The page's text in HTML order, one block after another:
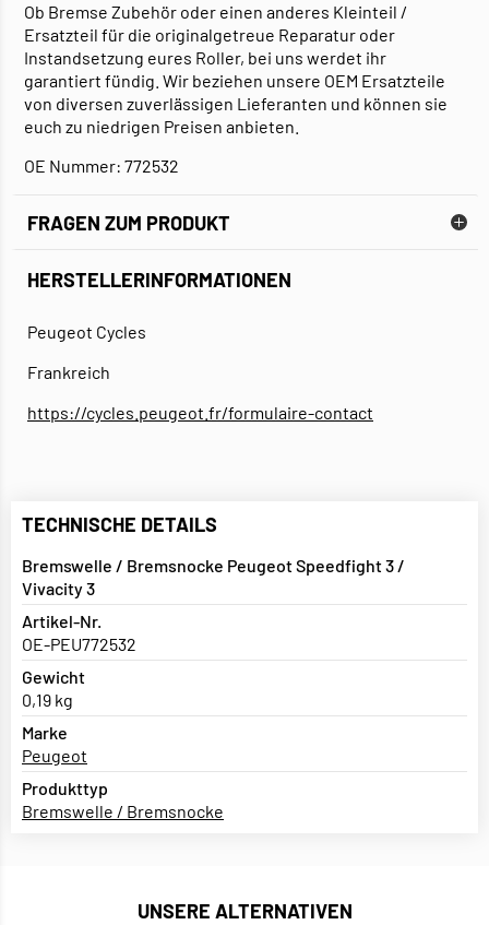
Ob Bremse Zubehör oder einen anderes Kleinteil /
Ersatzteil für die originalgetreue Reparatur oder
Instandsetzung eures Roller, bei uns werdet ihr
garantiert fündig. Wir beziehen unsere OEM Ersatzteile
von diversen zuverlässigen Lieferanten und können sie
euch zu niedrigen Preisen anbieten.
OE Nummer: 772532
FRAGEN ZUM PRODUKT
HERSTELLERINFORMATIONEN
Peugeot Cycles
Frankreich
https://cycles.peugeot.fr/formulaire-contact
TECHNISCHE DETAILS
Bremswelle / Bremsnocke Peugeot Speedfight 3 /
Vivacity 3
Artikel-Nr.
OE-PEU772532
Gewicht
0,19 kg
Marke
Peugeot
Produkttyp
Bremswelle / Bremsnocke
UNSERE ALTERNATIVEN